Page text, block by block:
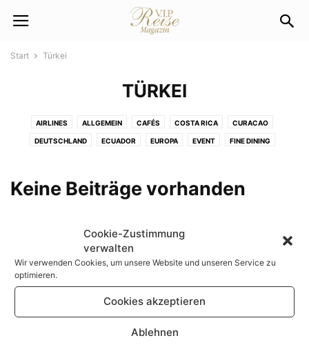
Cookie-Zustimmung
verwalten
Wir verwenden Cookies, um unsere Website und unseren Service zu
optimieren.
Cookies akzeptieren
Ablehnen
Start Türkei
TÜRKEI
AIRLINES ALLGEMEIN CAFÉS COSTA RICA CURACAO
DEUTSCHLAND ECUADOR EUROPA EVENT FINE DINING
SHOPPING GUIDE TRAVEL & LUXURY TRAVEL NEWS TRAVEL TIPPS
Keine Beiträge vorhanden